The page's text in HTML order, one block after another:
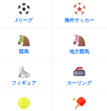
Jリーグ 海外サッカー
競馬 地方競馬
フィギュア カーリング